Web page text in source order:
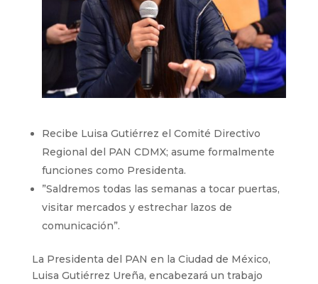
Recibe Luisa Gutiérrez el Comité Directivo
Regional del PAN CDMX; asume formalmente
funciones como Presidenta.
⁠”Saldremos todas las semanas a tocar puertas,
visitar mercados y estrechar lazos de
comunicación”.
La Presidenta del PAN en la Ciudad de México,
Luisa Gutiérrez Ureña, encabezará un trabajo